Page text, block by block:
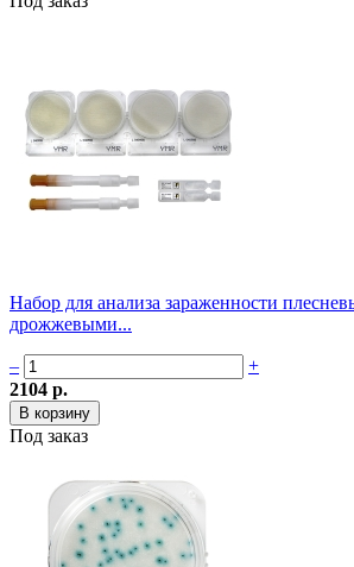
Набор для анализа зараженности
дрожжевыми...
–
+
2104 р.
Под заказ